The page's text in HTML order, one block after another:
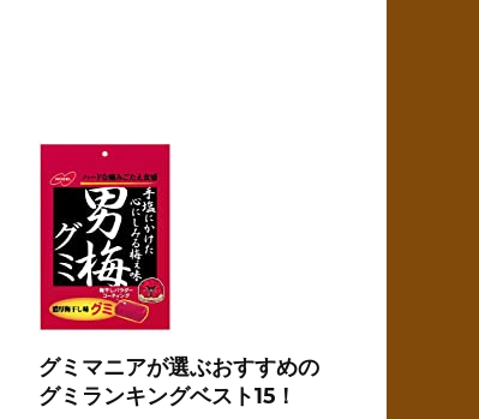
グミマニアが選ぶおすすめの
グミランキングベスト15！